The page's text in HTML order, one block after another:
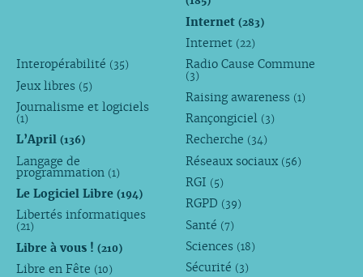
Internet(283)
Internet (22)
Interopérabilité (35)
Jeux libres (5)
Journalisme et logiciels
(1)
L’April (136)
Langage de
programmation (1)
Le Logiciel Libre (194)
Libertés informatiques
(21)
Libre à vous ! (210)
Libre en Fête (10)
Radio Cause Commune
(3)
Raising awareness (1)
Rançongiciel (3)
Recherche (34)
Réseaux sociaux (56)
RGI (5)
RGPD (39)
Santé (7)
Sciences (18)
Sécurité (3)